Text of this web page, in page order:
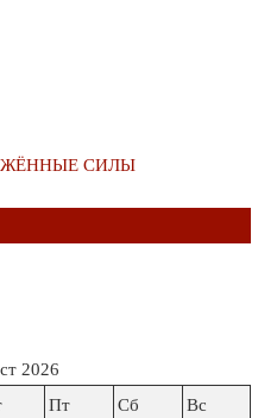
СИЛЫ
2026
Пт Сб Вс